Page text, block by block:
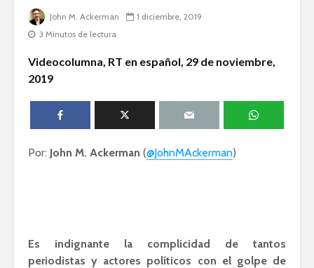
John M. Ackerman
1 diciembre, 2019
3 Minutos de lectura
Videocolumna, RT en español, 29 de noviembre,
2019
Por: John M. Ackerman (@JohnMAckerman)
Es indignante la complicidad de tantos
periodistas y actores políticos con el golpe de
Novelista desde el
alma.
y el futuro de la
derechos
Académicos contra
la 4T
Riqueza
derecho